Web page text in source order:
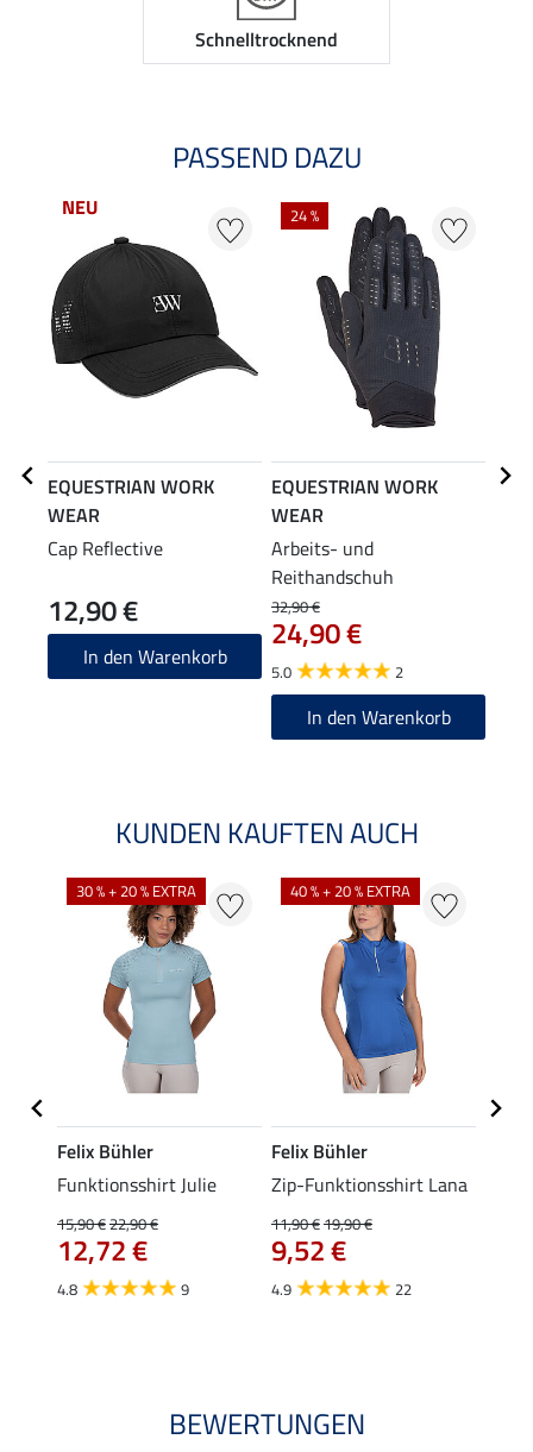
Schnelltrocknend
PASSEND DAZU
NEU
EQUESTRIAN WORK
WEAR
Cap Reflective
12,90 €
In den Warenkorb
24 %
EQUESTRIAN WORK
WEAR
Arbeits- und
Reithandschuh
32,90 €
24,90 €
5.0 2
In den Warenkorb
KUNDEN KAUFTEN AUCH
30 % + 20 % EXTRA
Felix Bühler
Funktionsshirt Julie
15,90 €22,90 €
12,72 €
4.8 9
40 % + 20 % EXTRA
Felix Bühler
Zip-Funktionsshirt Lana
11,90 €19,90 €
9,52 €
4.9 22
BEWERTUNGEN